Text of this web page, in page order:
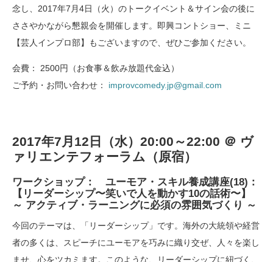
念し、2017年7月4日（火）のトークイベント＆サイン会の後に
ささやかながら懇親会を開催します。即興コントショー、ミニ
【芸人インプロ部】もございますので、ぜひご参加ください。
会費： 2500円（お食事＆飲み放題代金込）
ご予約・お問い合わせ： improvcomedy.jp@gmail.com
2017年7月12日（水）20:00～22:00 ＠ ヴ
ァリエンテフォーラム（原宿）
ワークショップ： ユーモア・スキル養成講座(18)：
【リーダーシップ〜笑いで人を動かす10の話術〜】
～ アクティブ・ラーニングに必須の雰囲気づくり ～
今回のテーマは、「リーダーシップ」です。海外の大統領や経営
者の多くは、スピーチにユーモアを巧みに織り交ぜ、人々を楽し
ませ、心をツカミます。このような、リーダーシップに紐づく、